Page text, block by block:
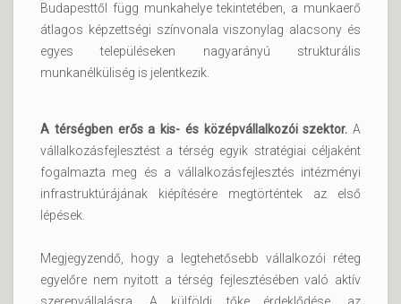
Budapesttől függ munkahelye tekintetében, a munkaerő
átlagos képzettségi színvonala viszonylag alacsony és
egyes településeken nagyarányú strukturális
munkanélküliség is jelentkezik.
A térségben erős a kis- és középvállalkozói szektor. A
vállalkozásfejlesztést a térség egyik stratégiai céljaként
fogalmazta meg és a vállalkozásfejlesztés intézményi
infrastruktúrájának kiépítésére megtörténtek az első
lépések.
Megjegyzendő, hogy a legtehetősebb vállalkozói réteg
egyelőre nem nyitott a térség fejlesztésében való aktív